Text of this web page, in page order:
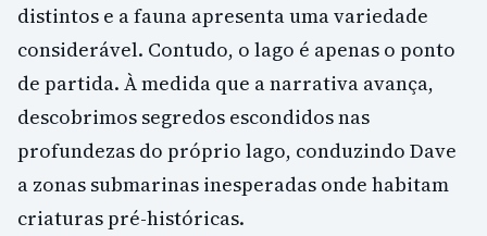
distintos e a fauna apresenta uma variedade
considerável. Contudo, o lago é apenas o ponto
de partida. À medida que a narrativa avança,
descobrimos segredos escondidos nas
profundezas do próprio lago, conduzindo Dave
a zonas submarinas inesperadas onde habitam
criaturas pré-históricas.